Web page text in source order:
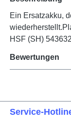
Ein Ersatzakku,
HSF (SH)
Bewertungen
Service-